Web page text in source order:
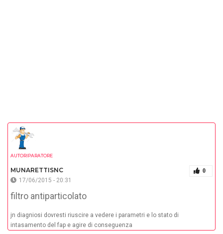
AUTORIPARATORE
MUNARETTISNC 0
17/06/2015 - 20:31
filtro antiparticolato
jn diagniosi dovresti riuscire a vedere i parametri e lo stato di
intasamento del fap e agire di conseguenza